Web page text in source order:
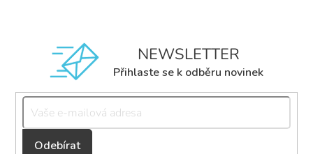
NEWSLETTER
Přihlaste se k odběru novinek
Přihlásit